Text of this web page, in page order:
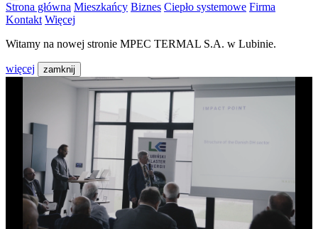
Strona główna Mieszkańcy Biznes Ciepło systemowe Firma
Kontakt Więcej
Witamy na nowej stronie MPEC TERMAL S.A. w Lubinie.
więcej zamknij